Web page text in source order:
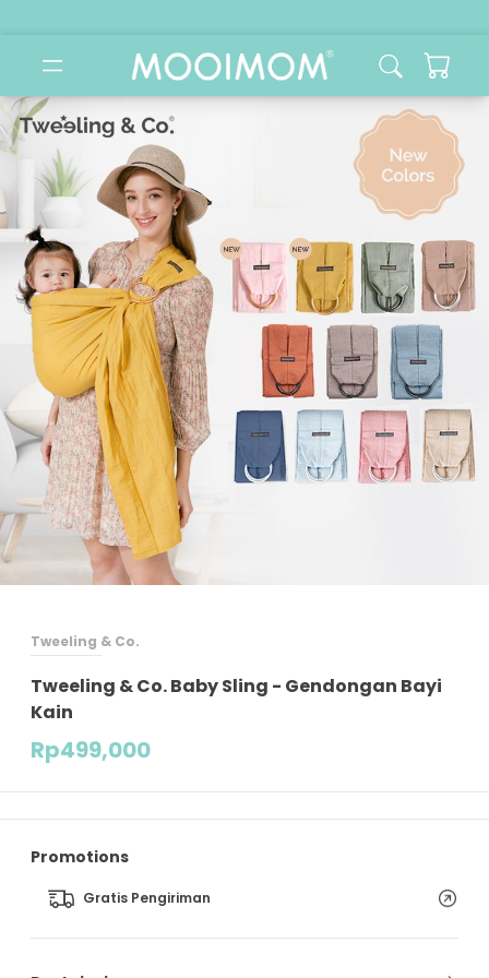
Tweeling & Co.
Tweeling & Co. Baby Sling - Gendongan Bayi
Kain
Rp499,000
Promotions
Gratis Pengiriman